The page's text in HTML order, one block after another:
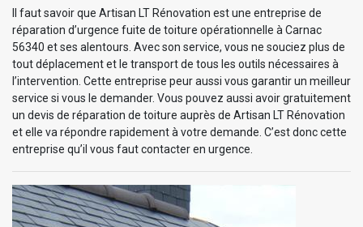
Il faut savoir que Artisan LT Rénovation est une entreprise de
réparation d’urgence fuite de toiture opérationnelle à Carnac
56340 et ses alentours. Avec son service, vous ne souciez plus de
tout déplacement et le transport de tous les outils nécessaires à
l’intervention. Cette entreprise peur aussi vous garantir un meilleur
service si vous le demander. Vous pouvez aussi avoir gratuitement
un devis de réparation de toiture auprès de Artisan LT Rénovation
et elle va répondre rapidement à votre demande. C’est donc cette
entreprise qu’il vous faut contacter en urgence.